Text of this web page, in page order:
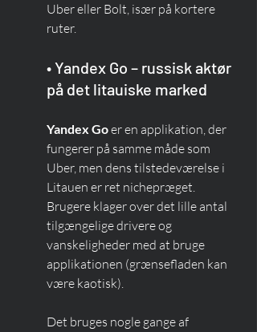
Uber eller Bolt, især på kortere
ruter.
• Yandex Go – russisk aktør
på det litauiske marked
Yandex Go er en applikation, der
fungerer på samme måde som
Uber, men dens tilstedeværelse i
Litauen er ret nichepræget.
Brugere klager over det lille antal
tilgængelige drivere og
vanskeligheder med at bruge
applikationen (grænsefladen kan
være kaotisk).
Det bruges nogle gange af